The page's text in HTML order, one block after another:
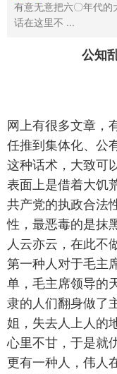
有意无意把六〇年代的
话在这里不 ...
公知
网上有很多文章，
任推到集体化、公
这种话术，大致可
表面上是借着大饥
共产党的执政合法
性，最恶毒的是抹
人云亦云，在此不
第一种人对于毛主
单，毛主席领导的
隶的人们翻身做了
姐，失去人上人的
心里不甘，于是就
更有一种人，伟人